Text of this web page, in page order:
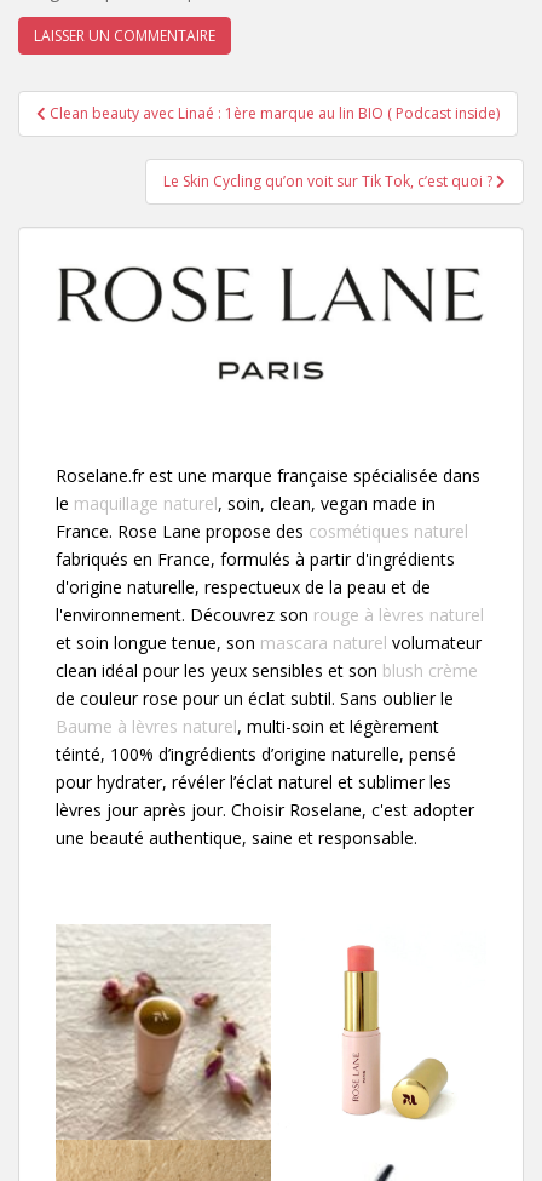
Navigation
de
Clean beauty avec Linaé : 1ère marque au lin BIO ( Podcast inside)
Le Skin Cycling qu’on voit sur Tik Tok, c’est quoi ?
Roselane.fr est une marque française spécialisée dans
le maquillage naturel, soin, clean, vegan made in
France. Rose Lane propose des cosmétiques naturel
fabriqués en France, formulés à partir d'ingrédients
d'origine naturelle, respectueux de la peau et de
l'environnement. Découvrez son rouge à lèvres naturel
et soin longue tenue, son mascara naturel volumateur
clean idéal pour les yeux sensibles et son blush crème
de couleur rose pour un éclat subtil. Sans oublier le
Baume à lèvres naturel, multi-soin et légèrement
téinté, 100% d’ingrédients d’origine naturelle, pensé
pour hydrater, révéler l’éclat naturel et sublimer les
lèvres jour après jour. Choisir Roselane, c'est adopter
une beauté authentique, saine et responsable.